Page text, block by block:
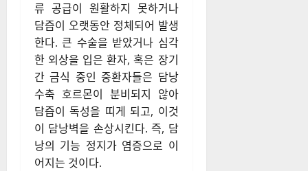
류 공급이 원활하지 못하거나
담즙이 오랫동안 정체되어 발생
한다. 큰 수술을 받았거나 심각
한 외상을 입은 환자, 혹은 장기
간 금식 중인 중환자들은 담낭
수축 호르몬이 분비되지 않아
담즙이 독성을 띠게 되고, 이것
이 담낭벽을 손상시킨다. 즉, 담
낭의 기능 정지가 염증으로 이
어지는 것이다.